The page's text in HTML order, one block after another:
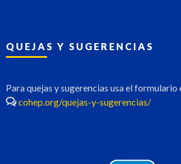
QUEJAS Y SUGERENCIAS
Para quejas y sugerencias usa el formulario
cohep.org/quejas-y-sugerencias/